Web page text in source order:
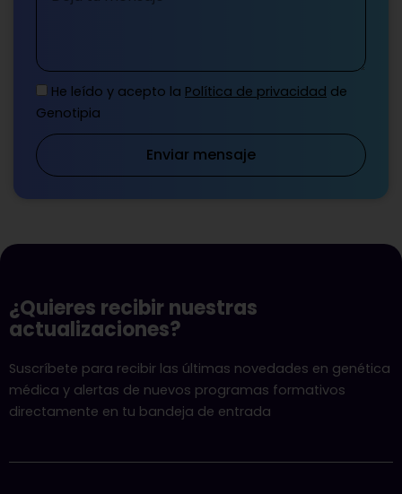
He leído y acepto la Política de privacidad de
Genotipia
Enviar mensaje
¿Quieres recibir nuestras
actualizaciones?
Suscríbete para recibir las últimas novedades en genética
médica y alertas de nuevos programas formativos
directamente en tu bandeja de entrada